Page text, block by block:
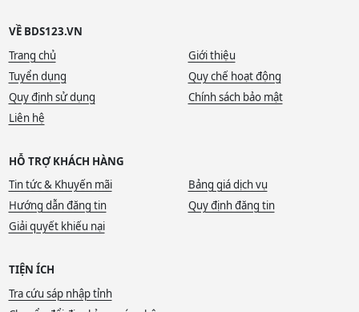
VỀ BDS123.VN
Trang chủ
Giới thiệu
Tuyển dụng
Quy chế hoạt động
Quy định sử dụng
Chính sách bảo mật
Liên hệ
HỖ TRỢ KHÁCH HÀNG
Tin tức & Khuyến mãi
Bảng giá dịch vụ
Hướng dẫn đăng tin
Quy định đăng tin
Giải quyết khiếu nại
TIỆN ÍCH
Tra cứu sáp nhập tỉnh